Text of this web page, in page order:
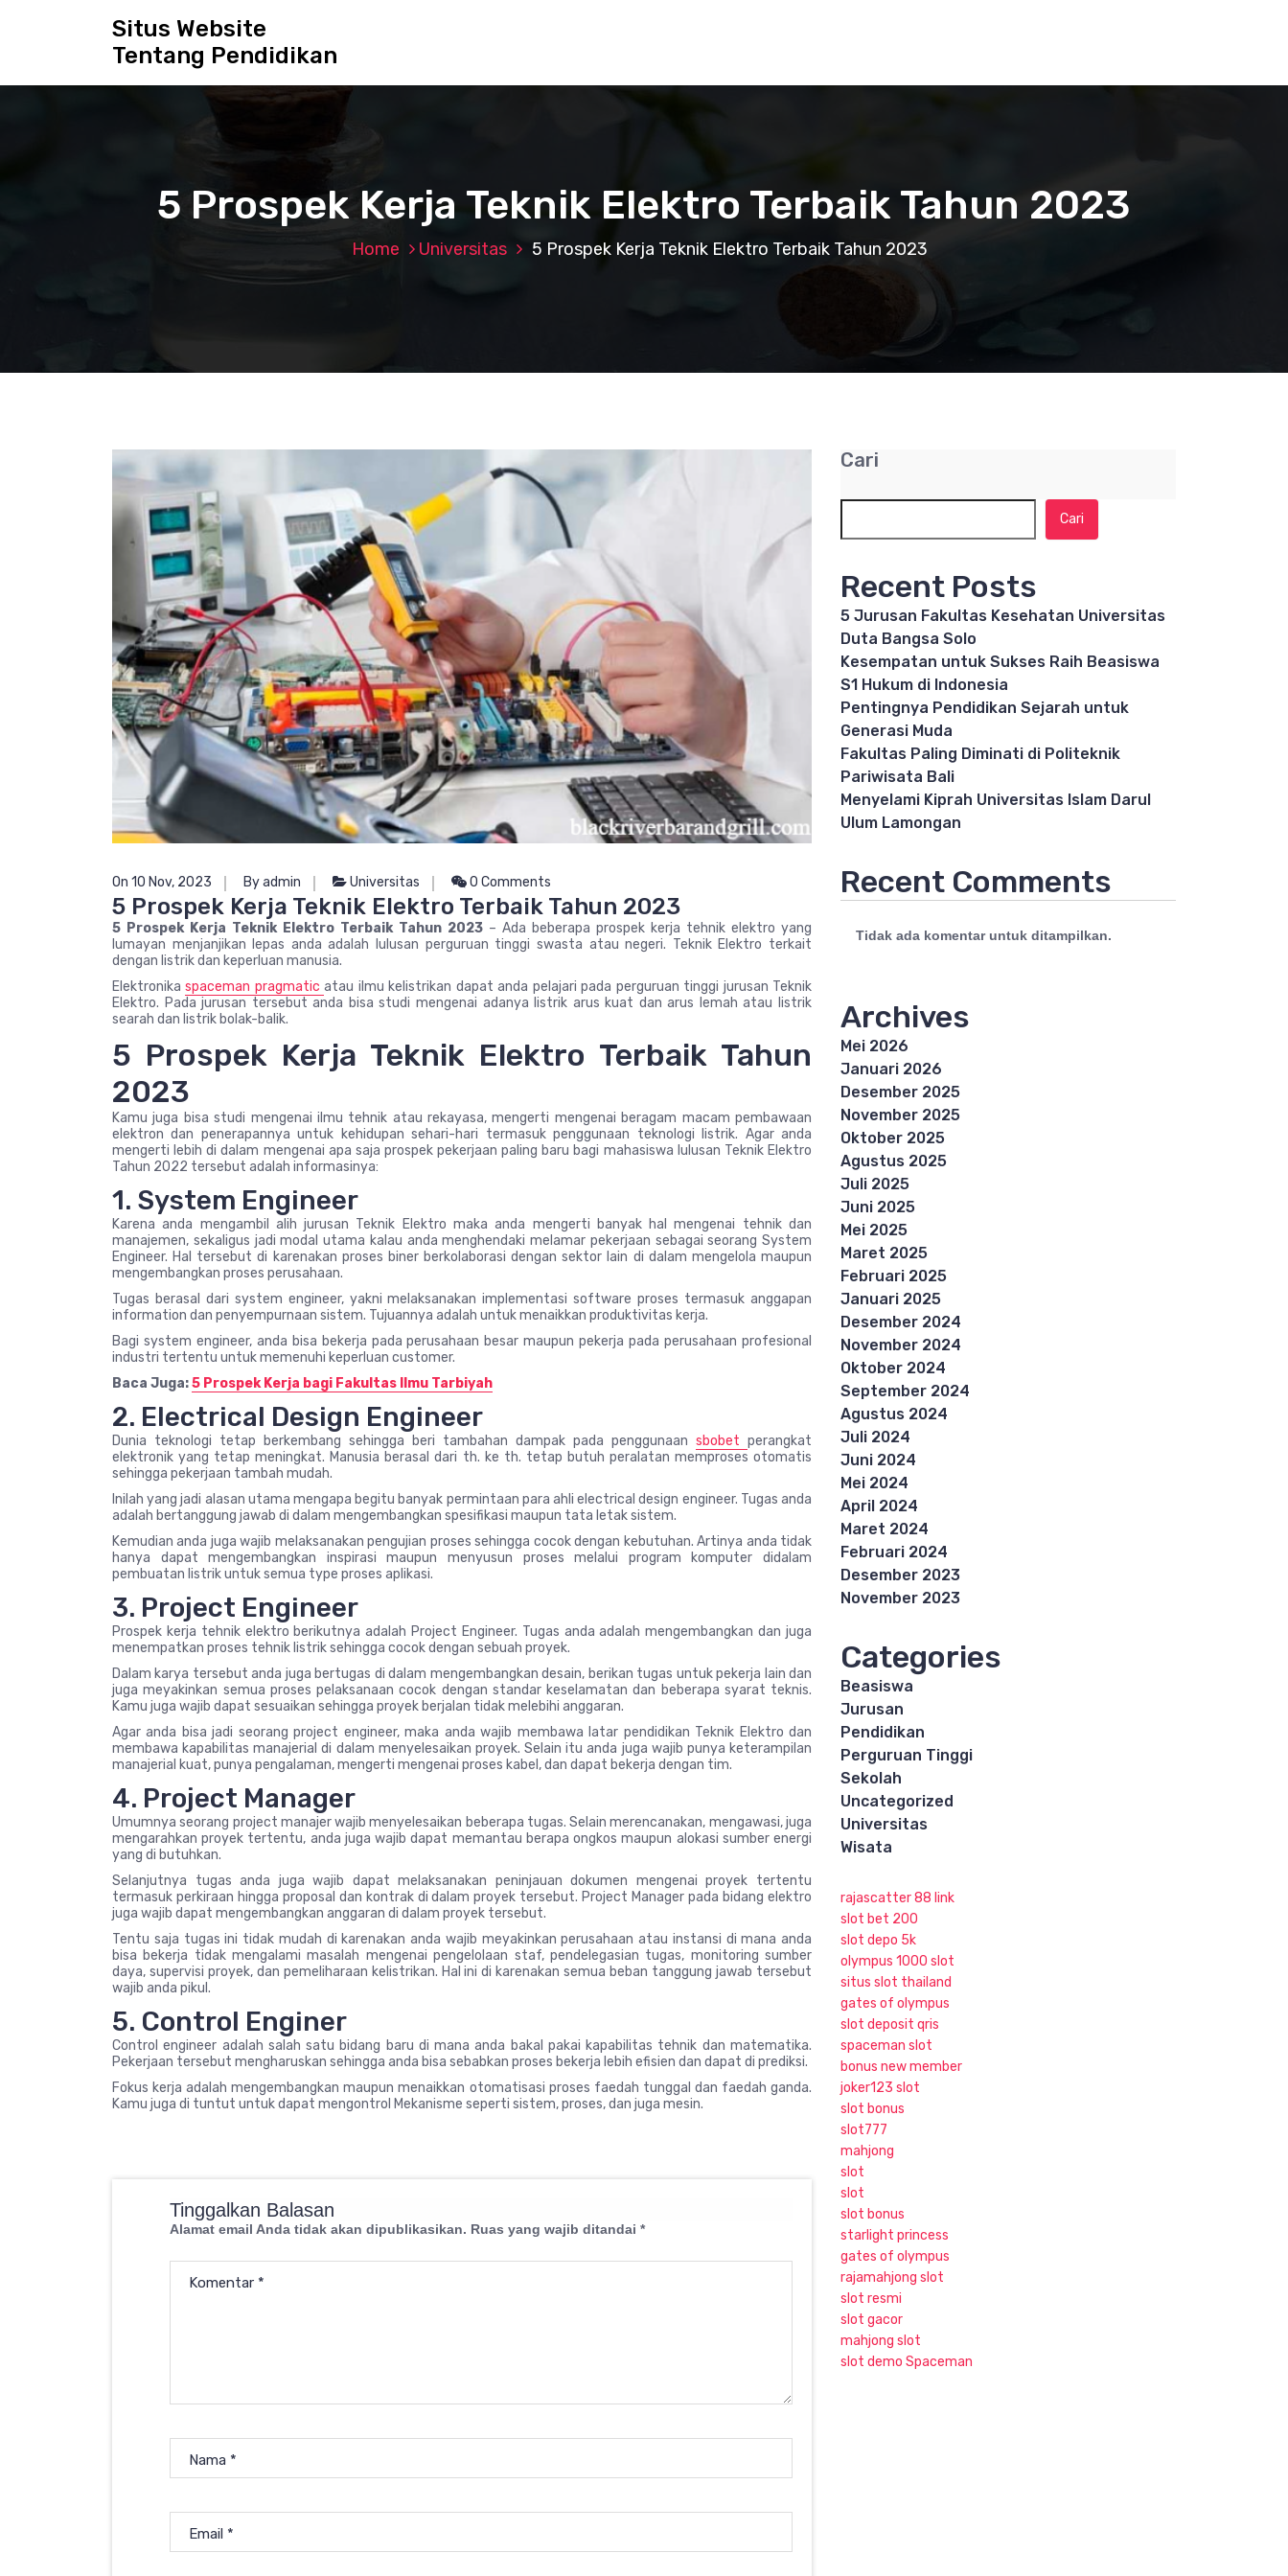
Situs Website
Tentang Pendidikan
5 Prospek Kerja Teknik Elektro Terbaik Tahun 2023
Home Universitas 5 Prospek Kerja Teknik Elektro Terbaik Tahun 2023
On 10 Nov, 2023 By admin Universitas 0 Comments
5 Prospek Kerja Teknik Elektro Terbaik Tahun 2023
5 Prospek Kerja Teknik Elektro Terbaik Tahun 2023 – Ada beberapa prospek kerja tehnik elektro yang
lumayan menjanjikan lepas anda adalah lulusan perguruan tinggi swasta atau negeri. Teknik Elektro terkait
dengan listrik dan keperluan manusia.
Elektronikaspaceman pragmaticatau ilmu kelistrikan dapat anda pelajari pada perguruan tinggi jurusan Teknik
Elektro. Pada jurusan tersebut anda bisa studi mengenai adanya listrik arus kuat dan arus lemah atau listrik
searah dan listrik bolak-balik.
5 Prospek Kerja Teknik Elektro Terbaik Tahun
2023
Kamu juga bisa studi mengenai ilmu tehnik atau rekayasa, mengerti mengenai beragam macam pembawaan
elektron dan penerapannya untuk kehidupan sehari-hari termasuk penggunaan teknologi listrik. Agar anda
mengerti lebih di dalam mengenai apa saja prospek pekerjaan paling baru bagi mahasiswa lulusan Teknik Elektro
Tahun 2022 tersebut adalah informasinya:
1. System Engineer
Karena anda mengambil alih jurusan Teknik Elektro maka anda mengerti banyak hal mengenai tehnik dan
manajemen, sekaligus jadi modal utama kalau anda menghendaki melamar pekerjaan sebagai seorang System
Engineer. Hal tersebut di karenakan proses biner berkolaborasi dengan sektor lain di dalam mengelola maupun
mengembangkan proses perusahaan.
Tugas berasal dari system engineer, yakni melaksanakan implementasi software proses termasuk anggapan
information dan penyempurnaan sistem. Tujuannya adalah untuk menaikkan produktivitas kerja.
Bagi system engineer, anda bisa bekerja pada perusahaan besar maupun pekerja pada perusahaan profesional
industri tertentu untuk memenuhi keperluan customer.
Baca Juga:5 Prospek Kerja bagi Fakultas Ilmu Tarbiyah
2. Electrical Design Engineer
Dunia teknologi tetap berkembang sehingga beri tambahan dampak pada penggunaan sbobet perangkat
elektronik yang tetap meningkat. Manusia berasal dari th. ke th. tetap butuh peralatan memproses otomatis
sehingga pekerjaan tambah mudah.
Inilah yang jadi alasan utama mengapa begitu banyak permintaan para ahli electrical design engineer. Tugas anda
adalah bertanggung jawab di dalam mengembangkan spesifikasi maupun tata letak sistem.
Kemudian anda juga wajib melaksanakan pengujian proses sehingga cocok dengan kebutuhan. Artinya anda tidak
hanya dapat mengembangkan inspirasi maupun menyusun proses melalui program komputer didalam
pembuatan listrik untuk semua type proses aplikasi.
3. Project Engineer
Prospek kerja tehnik elektro berikutnya adalah Project Engineer. Tugas anda adalah mengembangkan dan juga
menempatkan proses tehnik listrik sehingga cocok dengan sebuah proyek.
Dalam karya tersebut anda juga bertugas di dalam mengembangkan desain, berikan tugas untuk pekerja lain dan
juga meyakinkan semua proses pelaksanaan cocok dengan standar keselamatan dan beberapa syarat teknis.
Kamu juga wajib dapat sesuaikan sehingga proyek berjalan tidak melebihi anggaran.
Agar anda bisa jadi seorang project engineer, maka anda wajib membawa latar pendidikan Teknik Elektro dan
membawa kapabilitas manajerial di dalam menyelesaikan proyek. Selain itu anda juga wajib punya keterampilan
manajerial kuat, punya pengalaman, mengerti mengenai proses kabel, dan dapat bekerja dengan tim.
4. Project Manager
Umumnya seorang project manajer wajib menyelesaikan beberapa tugas. Selain merencanakan, mengawasi, juga
mengarahkan proyek tertentu, anda juga wajib dapat memantau berapa ongkos maupun alokasi sumber energi
yang di butuhkan.
Selanjutnya tugas anda juga wajib dapat melaksanakan peninjauan dokumen mengenai proyek tertentu
termasuk perkiraan hingga proposal dan kontrak di dalam proyek tersebut. Project Manager pada bidang elektro
juga wajib dapat mengembangkan anggaran di dalam proyek tersebut.
Tentu saja tugas ini tidak mudah di karenakan anda wajib meyakinkan perusahaan atau instansi di mana anda
bisa bekerja tidak mengalami masalah mengenai pengelolaan staf, pendelegasian tugas, monitoring sumber
daya, supervisi proyek, dan pemeliharaan kelistrikan. Hal ini di karenakan semua beban tanggung jawab tersebut
wajib anda pikul.
5. Control Enginer
Control engineer adalah salah satu bidang baru di mana anda bakal pakai kapabilitas tehnik dan matematika.
Pekerjaan tersebut mengharuskan sehingga anda bisa sebabkan proses bekerja lebih efisien dan dapat di prediksi.
Fokus kerja adalah mengembangkan maupun menaikkan otomatisasi proses faedah tunggal dan faedah ganda.
Kamu juga di tuntut untuk dapat mengontrol Mekanisme seperti sistem, proses, dan juga mesin.
Tinggalkan Balasan
Alamat email Anda tidak akan dipublikasikan. Ruas yang wajib ditandai *
Komentar *
Nama *
Email *
Cari
Cari
Recent Posts
5 Jurusan Fakultas Kesehatan Universitas
Duta Bangsa Solo
Kesempatan untuk Sukses Raih Beasiswa
S1 Hukum di Indonesia
Pentingnya Pendidikan Sejarah untuk
Generasi Muda
Fakultas Paling Diminati di Politeknik
Pariwisata Bali
Menyelami Kiprah Universitas Islam Darul
Ulum Lamongan
Recent Comments
Tidak ada komentar untuk ditampilkan.
Archives
Mei 2026
Januari 2026
Desember 2025
November 2025
Oktober 2025
Agustus 2025
Juli 2025
Juni 2025
Mei 2025
Maret 2025
Februari 2025
Januari 2025
Desember 2024
November 2024
Oktober 2024
September 2024
Agustus 2024
Juli 2024
Juni 2024
Mei 2024
April 2024
Maret 2024
Februari 2024
Desember 2023
November 2023
Categories
Beasiswa
Jurusan
Pendidikan
Perguruan Tinggi
Sekolah
Uncategorized
Universitas
Wisata
rajascatter 88 link
slot bet 200
slot depo 5k
olympus 1000 slot
situs slot thailand
gates of olympus
slot deposit qris
spaceman slot
bonus new member
joker123 slot
slot bonus
slot777
mahjong
slot
slot
slot bonus
starlight princess
gates of olympus
rajamahjong slot
slot resmi
slot gacor
mahjong slot
slot demo Spaceman